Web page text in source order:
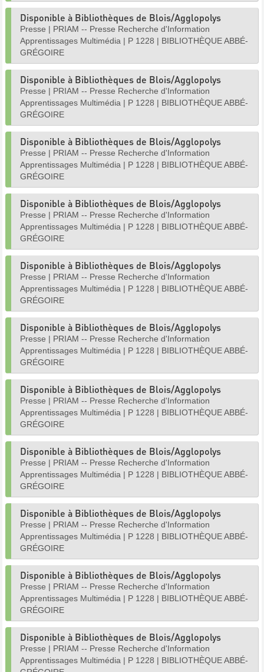
Disponible à Bibliothèques de Blois/Agglopolys
Presse | PRIAM -- Presse Recherche d'Information
Apprentissages Multimédia | P 1228 | BIBLIOTHÈQUE ABBÉ-
GRÉGOIRE
Disponible à Bibliothèques de Blois/Agglopolys
Presse | PRIAM -- Presse Recherche d'Information
Apprentissages Multimédia | P 1228 | BIBLIOTHÈQUE ABBÉ-
GRÉGOIRE
Disponible à Bibliothèques de Blois/Agglopolys
Presse | PRIAM -- Presse Recherche d'Information
Apprentissages Multimédia | P 1228 | BIBLIOTHÈQUE ABBÉ-
GRÉGOIRE
Disponible à Bibliothèques de Blois/Agglopolys
Presse | PRIAM -- Presse Recherche d'Information
Apprentissages Multimédia | P 1228 | BIBLIOTHÈQUE ABBÉ-
GRÉGOIRE
Disponible à Bibliothèques de Blois/Agglopolys
Presse | PRIAM -- Presse Recherche d'Information
Apprentissages Multimédia | P 1228 | BIBLIOTHÈQUE ABBÉ-
GRÉGOIRE
Disponible à Bibliothèques de Blois/Agglopolys
Presse | PRIAM -- Presse Recherche d'Information
Apprentissages Multimédia | P 1228 | BIBLIOTHÈQUE ABBÉ-
GRÉGOIRE
Disponible à Bibliothèques de Blois/Agglopolys
Presse | PRIAM -- Presse Recherche d'Information
Apprentissages Multimédia | P 1228 | BIBLIOTHÈQUE ABBÉ-
GRÉGOIRE
Disponible à Bibliothèques de Blois/Agglopolys
Presse | PRIAM -- Presse Recherche d'Information
Apprentissages Multimédia | P 1228 | BIBLIOTHÈQUE ABBÉ-
GRÉGOIRE
Disponible à Bibliothèques de Blois/Agglopolys
Presse | PRIAM -- Presse Recherche d'Information
Apprentissages Multimédia | P 1228 | BIBLIOTHÈQUE ABBÉ-
GRÉGOIRE
Disponible à Bibliothèques de Blois/Agglopolys
Presse | PRIAM -- Presse Recherche d'Information
Apprentissages Multimédia | P 1228 | BIBLIOTHÈQUE ABBÉ-
GRÉGOIRE
Disponible à Bibliothèques de Blois/Agglopolys
Presse | PRIAM -- Presse Recherche d'Information
Apprentissages Multimédia | P 1228 | BIBLIOTHÈQUE ABBÉ-